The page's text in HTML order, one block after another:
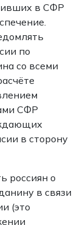
в СФР
по
со всеми
СФР
в сторону
россиян о
в связи
(это